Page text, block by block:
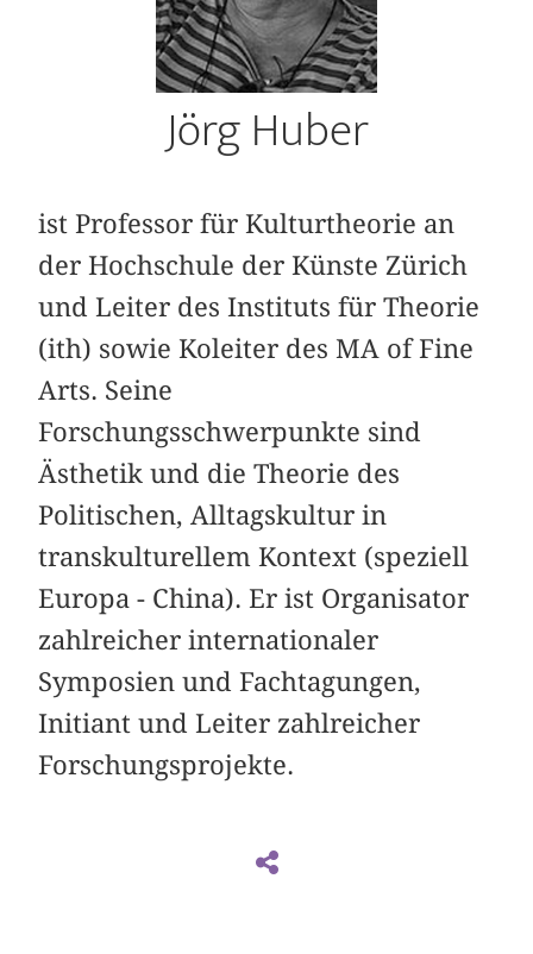
Jörg Huber
ist Professor für Kulturtheorie an
der Hochschule der Künste Zürich
und Leiter des Instituts für Theorie
(ith) sowie Koleiter des MA of Fine
Arts. Seine
Forschungsschwerpunkte sind
Ästhetik und die Theorie des
Politischen, Alltagskultur in
transkulturellem Kontext (speziell
Europa - China). Er ist Organisator
zahlreicher internationaler
Symposien und Fachtagungen,
Initiant und Leiter zahlreicher
Forschungsprojekte.